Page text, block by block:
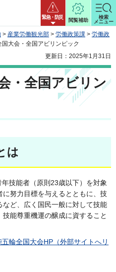
緊急・防災
閲覧補助
検索
メニュー
> 産業労働観光部 > 労働政策課 > 労働政
国大会・全国アビリンピック
更新日：2025年1月31日
・全国アビリン
は
技能者（原則23歳以下）を対象
努力目標を与えるとともに、技
ど、広く国民一般に対して技能
能尊重機運の醸成に資すること
輪全国大会HP（外部サイトへリ